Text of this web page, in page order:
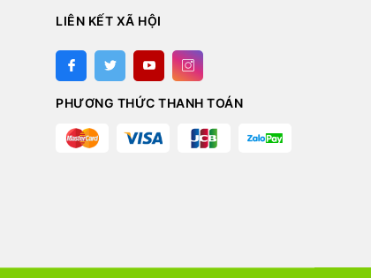
LIÊN KẾT XÃ HỘI
PHƯƠNG THỨC THANH TOÁN